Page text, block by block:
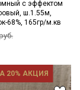
с изнаночной
цвета
но
с эффектом
ш.1.55м,
68%, 165гр/м.кв
20% АКЦИЯ